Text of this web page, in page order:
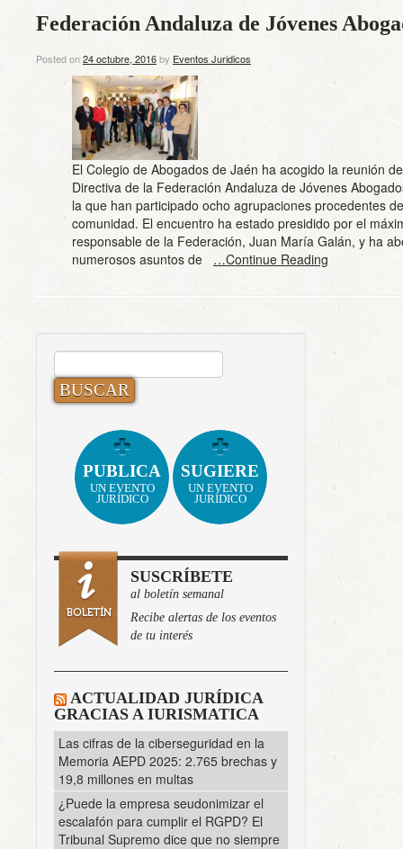
Federación Andaluza de Jóvenes
Posted on24 octubre, 2016by Eventos Juridicos
El Colegio de Abogados de Jaén ha acogido la reunión
Directiva de la Federación Andaluza de Jóvenes
la que han participado ocho agrupaciones procedentes
comunidad. El encuentro ha estado presidido por el
responsable de la Federación, Juan María Galán, y ha
numerosos asuntos de …Continue Reading
BUSCAR:
PUBLICA
UN EVENTO
JURÍDICO
SUGIERE
UN EVENTO
JURÍDICO
SUSCRÍBETE
al boletín semanal
Recibe alertas de los eventos
de tu interés
ACTUALIDAD JURÍDICA
GRACIAS A IURISMATICA
Las cifras de la ciberseguridad en la
Memoria AEPD 2025: 2.765 brechas y
19,8 millones en multas
¿Puede la empresa seudonimizar el
escalafón para cumplir el RGPD? El
Tribunal Supremo dice que no siempre